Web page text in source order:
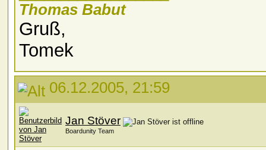
Thomas Babut
Gruß,
Tomek
06.12.2005, 21:59
Jan Stöver
Boardunity Team